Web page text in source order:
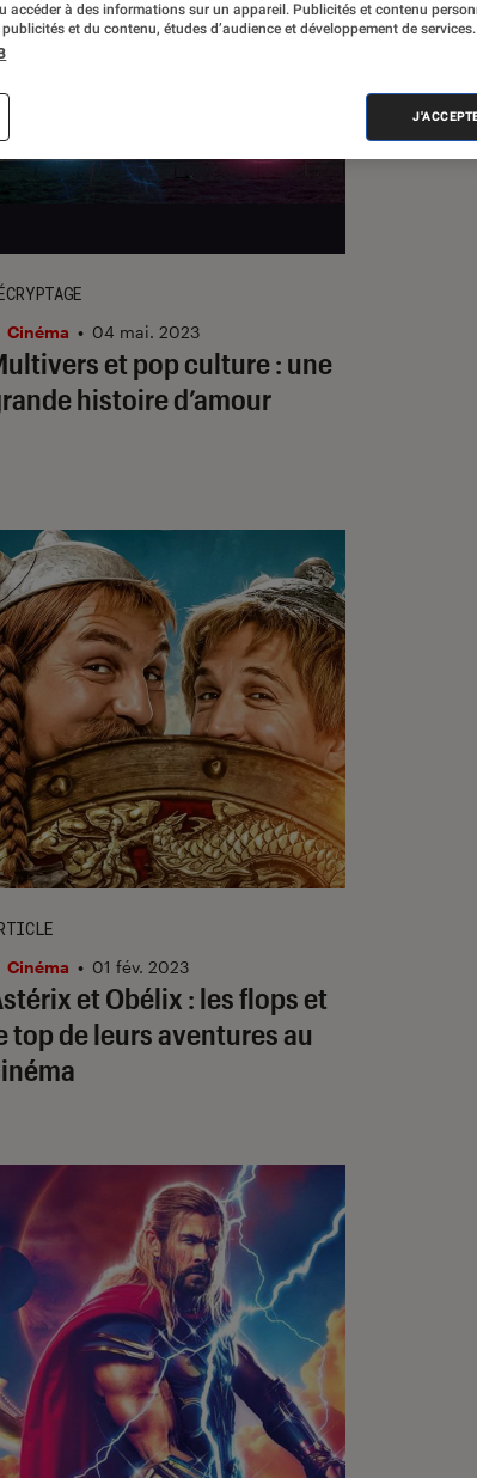
et pop culture : une
histoire d’amour
Cinéma • 04 mai. 2023
et Obélix : les flops et
top de leurs aventures au
Cinéma • 01 fév. 2023
accéder à des informations sur un appareil. Publicités et contenu
et du contenu, études d’audience et développement de services.